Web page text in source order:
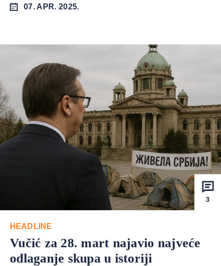
07. APR. 2025.
3
HEADLINE
Vučić za 28. mart najavio najveće
odlaganje skupa u istoriji